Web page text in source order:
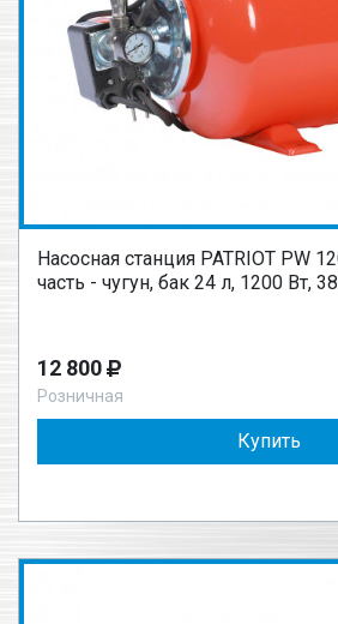
Насосная станция PATRIOT PW
часть - чугун, бак 24 л, 1200 Вт,
12 800
Розничная
Купить